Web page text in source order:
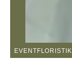
EVENTFLORISTIK